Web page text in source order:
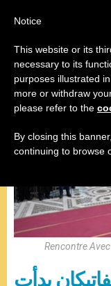
البابا فرنسيس
Rencontre
بدأت
Notice
This website or its
necessary to its
purposes illustrated
more or withdraw
please refer to the
By closing this
continuing to browse